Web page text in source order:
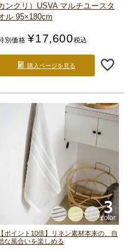
ンクリ） USVA マルチユースタ
ル 95×180cm
別価格 ¥17,600税込
購入ページを見る
【ポイント10倍】リネン素材本来の、自
な風合いを楽しめる